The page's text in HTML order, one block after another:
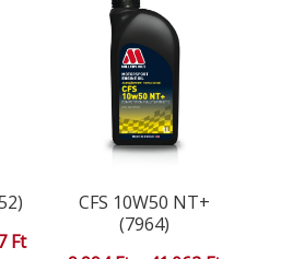
FtÁrtartomány:
CFS 10W50 NT+
(7964)